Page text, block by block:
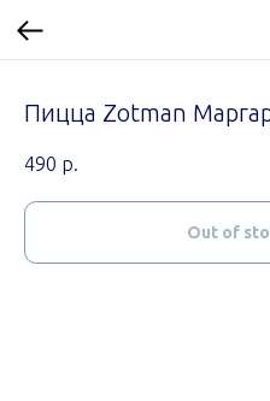
Пицца Zotman
490 р.
Out of